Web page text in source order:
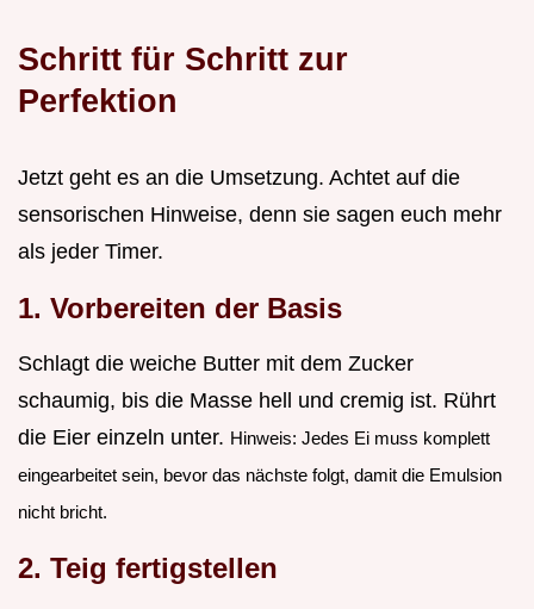
Schritt für Schritt zur
Perfektion
Jetzt geht es an die Umsetzung. Achtet auf die
sensorischen Hinweise, denn sie sagen euch mehr
als jeder Timer.
1. Vorbereiten der Basis
Schlagt die weiche Butter mit dem Zucker
schaumig, bis die Masse hell und cremig ist. Rührt
die Eier einzeln unter. Hinweis: Jedes Ei muss komplett
eingearbeitet sein, bevor das nächste folgt, damit die Emulsion
nicht bricht.
2. Teig fertigstellen